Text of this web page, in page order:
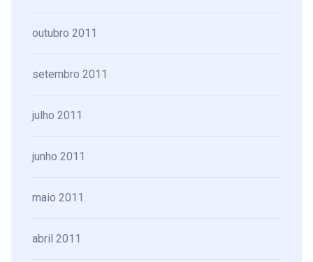
outubro 2011
setembro 2011
julho 2011
junho 2011
maio 2011
abril 2011